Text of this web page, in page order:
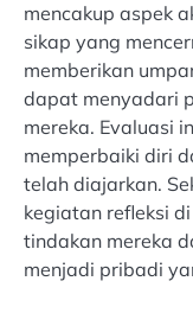
mencakup aspek
sikap yang
memberikan
dapat menyadari
mereka. Evaluasi
memperbaiki diri
telah diajarkan.
kegiatan refleksi
tindakan mereka
menjadi pribadi